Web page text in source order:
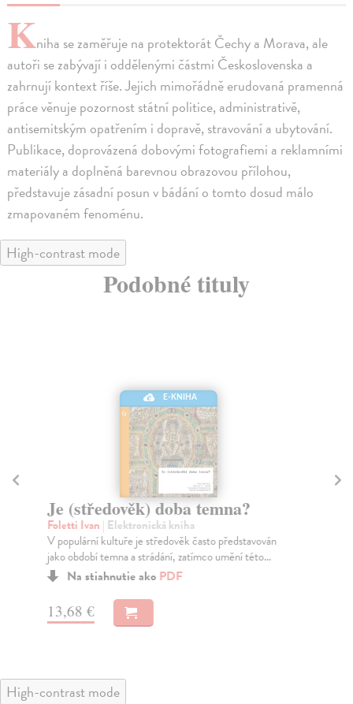
Kniha se zaměřuje na protektorát Čechy a Morava, ale
autoři se zabývají i oddělenými částmi Československa a
zahrnují kontext říše. Jejich mimořádně erudovaná pramenná
práce věnuje pozornost státní politice, administrativě,
antisemitským opatřením i dopravě, stravování a ubytování.
Publikace, doprovázená dobovými fotografiemi a reklamními
materiály a doplněná barevnou obrazovou přílohou,
představuje zásadní posun v bádání o tomto dosud málo
zmapovaném fenoménu.
High-contrast mode
Podobné tituly
E-KNIHA
Je (středověk) doba temna?
Foletti Ivan | Elektronická kniha
V populární kultuře je středověk často představován
jako období temna a strádání, zatímco umění této...
Na stiahnutie ako PDF
13,68 €
High-contrast mode